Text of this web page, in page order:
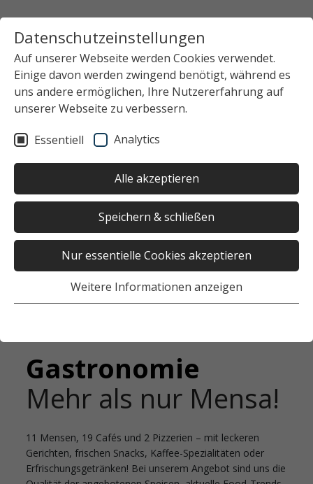
Datenschutzeinstellungen
Auf unserer Webseite werden Cookies verwendet.
Einige davon werden zwingend benötigt, während es
uns andere ermöglichen, Ihre Nutzererfahrung auf
unserer Webseite zu verbessern.
Essentiell Analytics
Alle akzeptieren
Speichern & schließen
Nur essentielle Cookies akzeptieren
Weitere Informationen anzeigen
Gastronomie
Mehr als nur Mensa!
11 Mensen, 19 Cafés und 2 Pizzerien – mit leckeren
Gerichten, frischen Snacks, Kaffee-Spezialitäten oder
Erfrischungsgetränken! Bei unserem Angebot sind uns die